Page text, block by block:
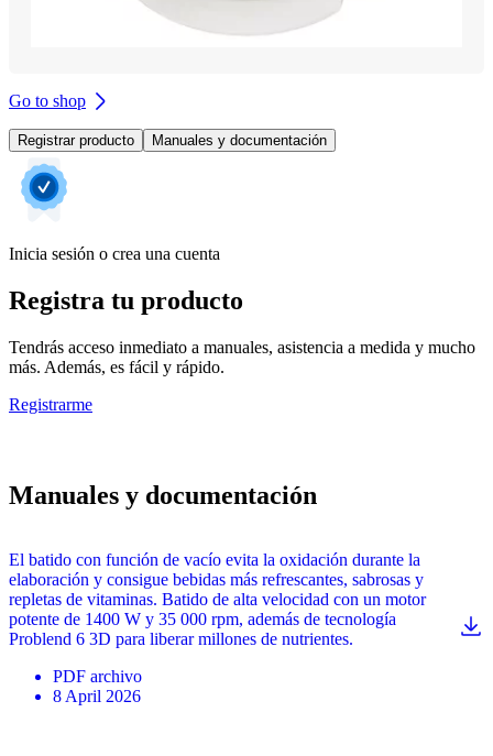
Go to shop
Registrar producto Manuales y documentación
Inicia sesión o crea una cuenta
Registra tu producto
Tendrás acceso inmediato a manuales, asistencia a medida y mucho
más. Además, es fácil y rápido.
Registrarme
Manuales y documentación
El batido con función de vacío evita la oxidación durante la
elaboración y consigue bebidas más refrescantes, sabrosas y
repletas de vitaminas. Batido de alta velocidad con un motor
potente de 1400 W y 35 000 rpm, además de tecnología
Problend 6 3D para liberar millones de nutrientes.
PDF archivo
8 April 2026